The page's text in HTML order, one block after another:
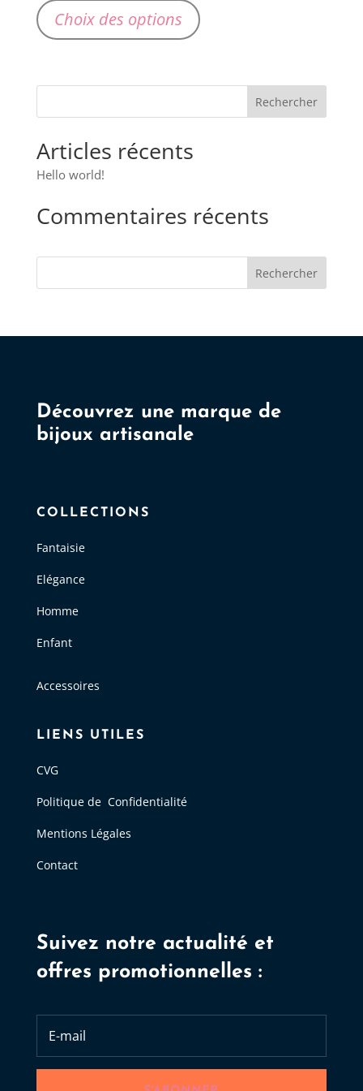
prix :
15,90 €
Choix des options
produit
a
options
la
du
Articles récents
Hello world!
Commentaires récents
Rechercher
Découvrez une marque de
bijoux artisanale
COLLECTIONS
Fantaisie
Elégance
Homme
Enfant
Accessoires
LIENS UTILES
CVG
Politique de Confidentialité
Mentions Légales
Contact
Suivez notre actualité et
offres promotionnelles :